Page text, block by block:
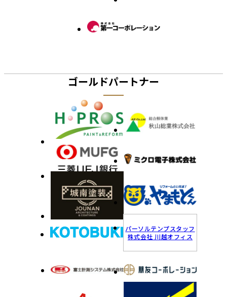
ゴールドパートナー
パーソルテンプスタッフ
株式会社 川越オフィス